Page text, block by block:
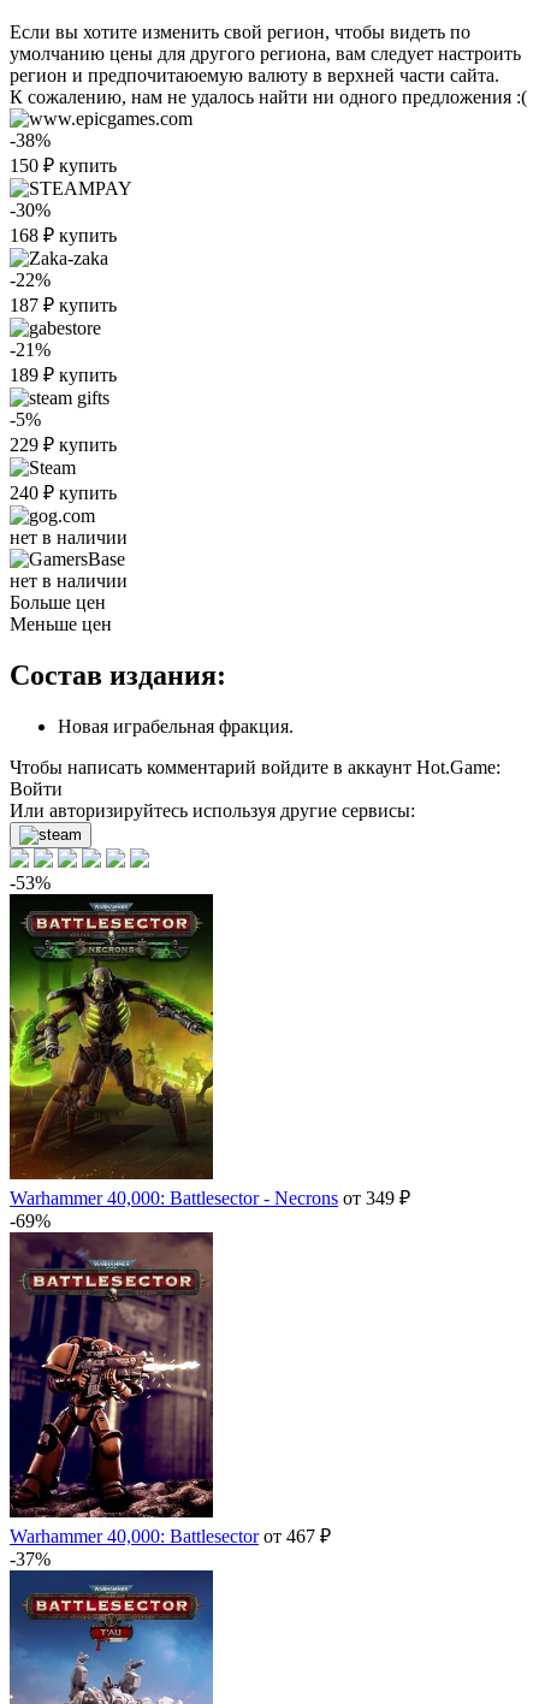
Если вы хотите изменить свой регион, чтобы видеть по
умолчанию цены для другого региона, вам следует настроить
регион и предпочитаюемую валюту в верхней части сайта.
К сожалению, нам не удалось найти ни одного предложения :(
-38%
150 ₽ купить
-30%
168 ₽ купить
-22%
187 ₽ купить
-21%
189 ₽ купить
-5%
229 ₽ купить
240 ₽ купить
нет в наличии
нет в наличии
Больше цен
Меньше цен
Состав издания:
Новая играбельная фракция.
Чтобы написать комментарий войдите в аккаунт Hot.Game:
Войти
Или авторизируйтесь используя другие сервисы:
-53%
Warhammer 40,000: Battlesector - Necrons от 349 ₽
-69%
Warhammer 40,000: Battlesectorот 467 ₽
-37%